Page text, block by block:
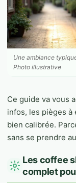
Une ambiance
Photo illustrative
Ce guide va vous
infos, les pièges
bien calibrée.
sans se prendre
Les coffee
complet